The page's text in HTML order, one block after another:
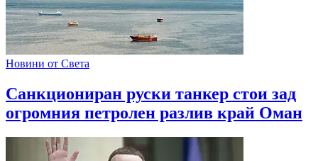
Новини от Света
Санкциониран руски танкер стои зад
огромния петролен разлив край Оман